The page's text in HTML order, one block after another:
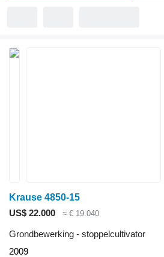
Krause 4850-15
US$ 22.000
≈ € 19.040
Grondbewerking - stoppelcultivator
2009